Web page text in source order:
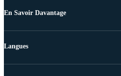
En Savoir Davantage
Langues